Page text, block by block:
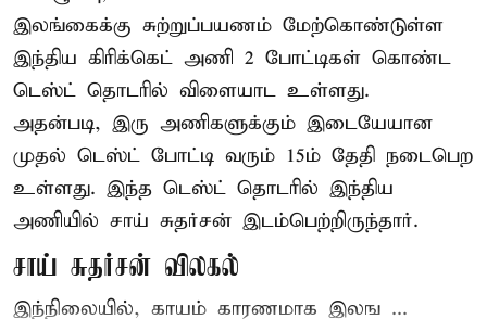
இலங்கைக்கு சுற்றுப்பயணம் மேற்கொண்டுள்ள
இந்திய கிரிக்கெட் அணி 2 போட்டிகள் கொண்ட
டெஸ்ட் தொடரில் விளையாட உள்ளது.
அதன்படி, இரு அணிகளுக்கும் இடையேயான
முதல் டெஸ்ட் போட்டி வரும் 15ம் தேதி நடைபெற
உள்ளது. இந்த டெஸ்ட் தொடரில் இந்திய
அணியில் சாய் சுதர்சன் இடம்பெற்றிருந்தார்.
சாய் சுதர்சன் விலகல்
இந்நிலையில், காயம் காரணமாக இலங ...